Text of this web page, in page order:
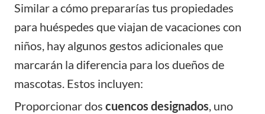
Similar a cómo prepararías tus propiedades
para huéspedes que viajan de vacaciones con
niños, hay algunos gestos adicionales que
marcarán la diferencia para los dueños de
mascotas. Estos incluyen:
Proporcionar dos cuencos designados, uno